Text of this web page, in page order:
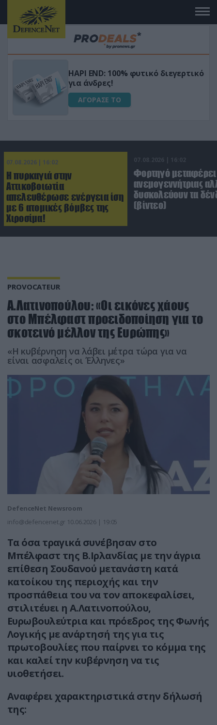
Μεταμόρφωσε τον κήπο σου με το
Ultra Box Μίνι Αλυσοπρίονο με
μπαταρία λιθίου
ΑΓΟΡΑΣΕ ΤΟ
07.08.2026 | 16:02
Η πυρκαγιά στην
Αττικοβοιωτία
απελευθέρωσε ενέργεια ίση
με 6 ατομικές βόμβες της
Χιροσίμα!
07.08.2026 | 16:02
Φορτηγό μεταφέρει
ανεμογεννήτριας
δυσκολεύουν τα
(βίντεο)
PROVOCATEUR
Α.Λατινοπούλου: «Οι εικόνες χάους
στο Μπέλφαστ προειδοποίηση για το
σκοτεινό μέλλον της Ευρώπης»
«Η κυβέρνηση να λάβει μέτρα τώρα για να
είναι ασφαλείς οι Έλληνες»
DefenceNet Newsroom
info@defencenet.gr 10.06.2026 | 19:05
Τα όσα τραγικά συνέβησαν στο
Μπέλφαστ της Β.Ιρλανδίας με την άγρια
επίθεση Σουδανού μετανάστη κατά
κατοίκου της περιοχής και την
προσπάθεια του να τον αποκεφαλίσει,
στιλιτέυει η Α.Λατινοπούλου,
Ευρωβουλεύτρια και πρόεδρος της Φωνής
Λογικής με ανάρτησή της για τις
πρωτοβουλίες που παίρνει το κόμμα της
και καλεί την κυβέρνηση να τις
υιοθετήσει.
Αναφέρει χαρακτηριστικά στην δήλωσή
της: